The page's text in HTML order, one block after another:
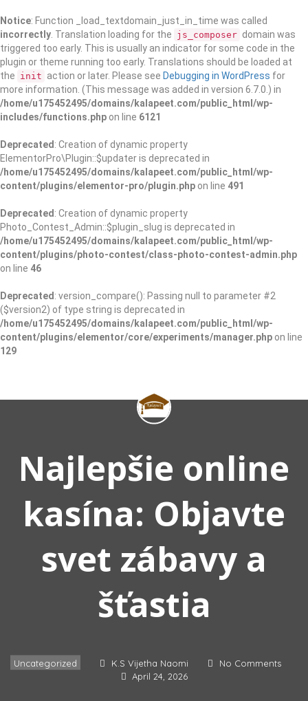
Notice: Function _load_textdomain_just_in_time was called
incorrectly . Translation loading for the js_composer domain was
triggered too early. This is usually an indicator for some code in the
plugin or theme running too early. Translations should be loaded at
the init action or later. Please see Debugging in WordPress for
more information. (This message was added in version 6.7.0.) in
/home/u175452495/domains/kalapeet.com/public_html/wp-
includes/functions.php on line 6121
Deprecated : Creation of dynamic property
ElementorPro\Plugin::$updater is deprecated in
/home/u175452495/domains/kalapeet.com/public_html/wp-
content/plugins/elementor-pro/plugin.php on line 491
Deprecated : Creation of dynamic property
Photo_Contest_Admin::$plugin_slug is deprecated in
/home/u175452495/domains/kalapeet.com/public_html/wp-
content/plugins/photo-contest/class-photo-contest-admin.php
on line 46
Deprecated : version_compare(): Passing null to parameter #2
($version2) of type string is deprecated in
/home/u175452495/domains/kalapeet.com/public_html/wp-
content/plugins/elementor/core/experiments/manager.php on line
129
Najlepšie online
kasína: Objavte
svet zábavy a
šťastia
Uncategorized K.S Vijetha Naomi
No Comments
April 24, 2026